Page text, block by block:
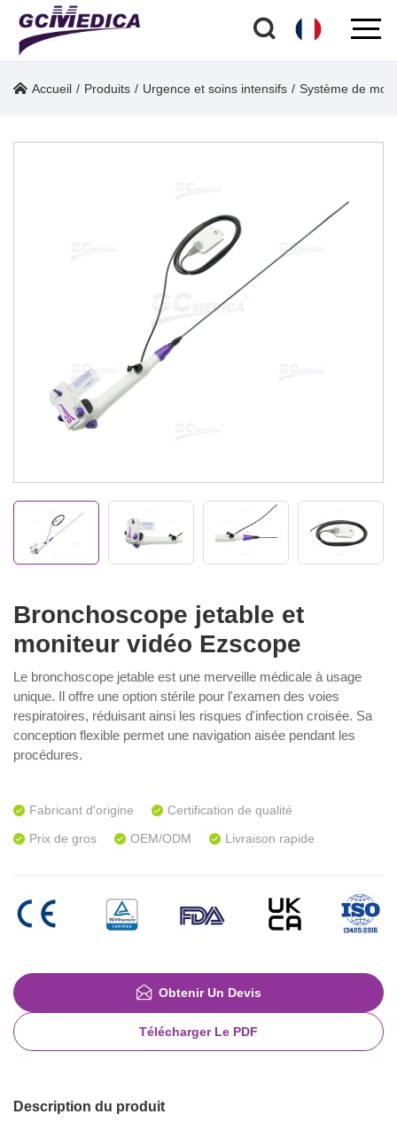
Accueil / Produits / Urgence et soins intensifs / Système de
Bronchoscope jetable et
moniteur vidéo Ezscope
Le bronchoscope jetable est une merveille médicale à usage
unique. Il offre une option stérile pour l'examen des voies
respiratoires, réduisant ainsi les risques d'infection croisée. Sa
conception flexible permet une navigation aisée pendant les
procédures.
Fabricant d'origine
Certification de qualité
Prix de gros
OEM/ODM Livraison rapide
Obtenir Un Devis
Télécharger Le PDF
Description du produit